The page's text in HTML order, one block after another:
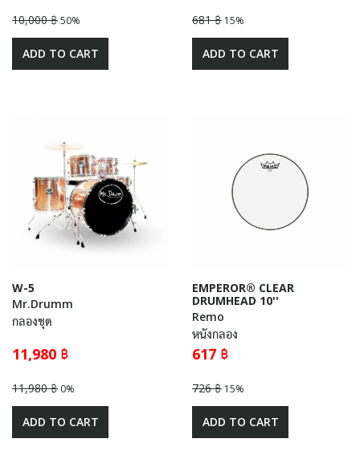
10,000 ฿50%
ADD TO CART
681 ฿ 15%
ADD TO CART
W-5
Mr.Drumm
กลองชุด
11,980 ฿
11,980 ฿ 0%
ADD TO CART
EMPEROR® CLEAR
DRUMHEAD 10''
Remo
หนังกลอง
617 ฿
726 ฿ 15%
ADD TO CART